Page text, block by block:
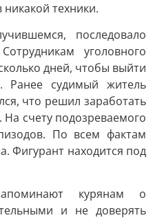
техники.
последовало
уголовного
дней, чтобы выйти
Ранее судимый житель
что решил заработать
счету подозреваемого
По всем фактам
Фигурант находится под
курянам о
и не доверять